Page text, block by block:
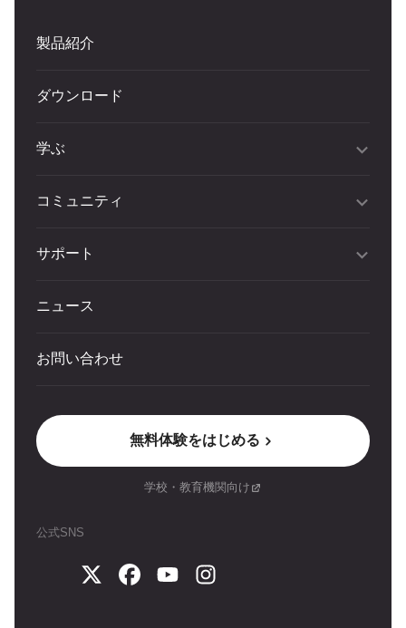
製品紹介
ダウンロード
学ぶ
コミュニティ
サポート
ニュース
お問い合わせ
無料体験をはじめる
学校・教育機関向け
公式SNS